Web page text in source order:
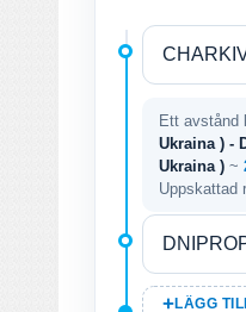
Ett avstånd
Ukraina ) -
Ukraina ) ~
Uppskattad
LÄGG